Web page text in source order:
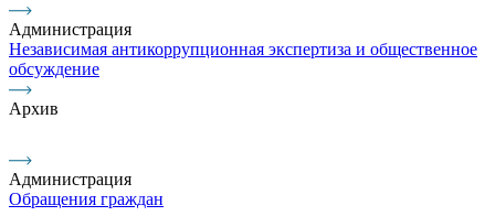
Администрация
Независимая антикоррупционная экспертиза и общественное
обсуждение
Архив
Администрация
Обращения граждан